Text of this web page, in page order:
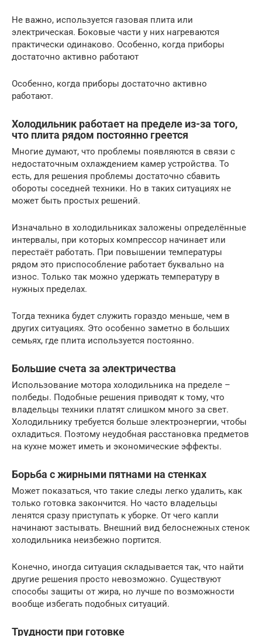
Не важно, используется газовая плита или
электрическая. Боковые части у них нагреваются
практически одинаково. Особенно, когда приборы
достаточно активно работают
Особенно, когда приборы достаточно активно
работают.
Холодильник работает на пределе из-за того,
что плита рядом постоянно греется
Многие думают, что проблемы появляются в связи с
недостаточным охлаждением камер устройства. То
есть, для решения проблемы достаточно сбавить
обороты соседней техники. Но в таких ситуациях не
может быть простых решений.
Изначально в холодильниках заложены определённые
интервалы, при которых компрессор начинает или
перестаёт работать. При повышении температуры
рядом это приспособление работает буквально на
износ. Только так можно удержать температуру в
нужных пределах.
Тогда техника будет служить гораздо меньше, чем в
других ситуациях. Это особенно заметно в больших
семьях, где плита используется постоянно.
Большие счета за электричества
Использование мотора холодильника на пределе –
полбеды. Подобные решения приводят к тому, что
владельцы техники платят слишком много за свет.
Холодильнику требуется больше электроэнергии, чтобы
охладиться. Поэтому неудобная расстановка предметов
на кухне может иметь и экономические эффекты.
Борьба с жирными пятнами на стенках
Может показаться, что такие следы легко удалить, как
только готовка закончится. Но часто владельцы
ленятся сразу приступать к уборке. От чего капли
начинают застывать. Внешний вид белоснежных стенок
холодильника неизбежно портится.
Конечно, иногда ситуация складывается так, что найти
другие решения просто невозможно. Существуют
способы защиты от жира, но лучше по возможности
вообще избегать подобных ситуаций.
Трудности при готовке